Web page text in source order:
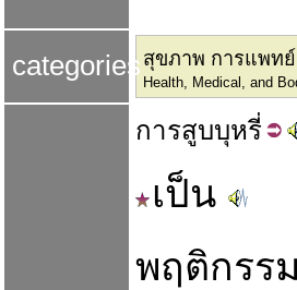
categories สุขภาพ การแพทย์
Health, Medical, and
การสูบบุหรี่
เป็น
พฤติกรร